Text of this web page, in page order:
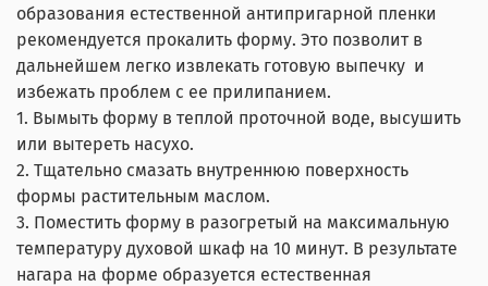
образования естественной антипригарной пленки
рекомендуется прокалить форму. Это позволит в
дальнейшем легко извлекать готовую выпечку и
избежать проблем с ее прилипанием.
1. Вымыть форму в теплой проточной воде, высушить
или вытереть насухо.
2. Тщательно смазать внутреннюю поверхность
формы растительным маслом.
3. Поместить форму в разогретый на максимальную
температуру духовой шкаф на 10 минут. В результате
нагара на форме образуется естественная